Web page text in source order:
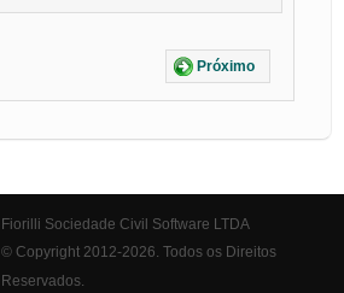
Próximo
Fiorilli Sociedade Civil Software LTDA
© Copyright 2012-2026. Todos os Direitos
Reservados.